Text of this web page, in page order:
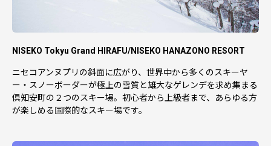
NISEKO Tokyu Grand HIRAFU/NISEKO HANAZONO RESORT
ニセコアンヌプリの斜面に広がり、世界中から多くのスキーヤ
ー・スノーボーダーが極上の雪質と雄大なゲレンデを求め集まる
倶知安町の２つのスキー場。初心者から上級者まで、あらゆる方
が楽しめる国際的なスキー場です。